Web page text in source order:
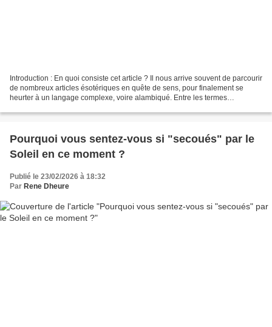
Introduction : En quoi consiste cet article ? Il nous arrive souvent de parcourir
de nombreux articles ésotériques en quête de sens, pour finalement se
heurter à un langage complexe, voire alambiqué. Entre les termes
Pourquoi vous sentez-vous si "secoués" par le
Soleil en ce moment ?
Publié le 23/02/2026 à 18:32
Par Rene Dheure